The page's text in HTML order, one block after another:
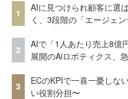
1
AIに見つけられ顧客に選
く、3段階の「エージェ
2
AIで「1人あたり売上8億
展開のAiロボティクス、
3
ECのKPIで一喜一憂しな
い役割分担〜